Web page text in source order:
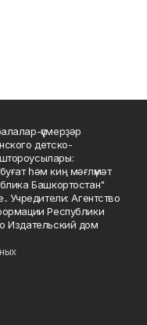
үҫмерҙәр
детско-
һәм киң мәғлүмәт
Башкортостан"
Учредители: Агентство
Республики
Издательский дом